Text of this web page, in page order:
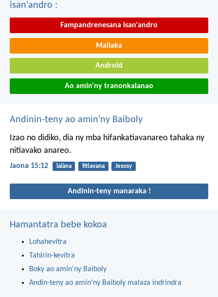
isan'andro :
Fampandrenesana isan'andro
Mailaka
Android
Ao amin'ny tranonkalanao
Andinin-teny ao amin'ny Baiboly
Izao no didiko, dia ny mba hifankatiavanareo tahaka ny
nitiavako anareo.
Jaona 15:12 lalàna fitiavana Jesosy
Andinin-teny manaraka !
Hamantatra bebe kokoa
Lohahevitra
Tahirin-kevitra
Boky ao amin'ny Baiboly
Andin-teny ao amin'ny Baiboly malaza indrindra